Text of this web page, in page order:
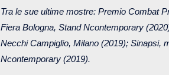
Tra le sue ultime mostre: Premio Combat
Fiera Bologna, Stand Ncontemporary
Necchi Campiglio, Milano (2019); Sinapsi,
Ncontemporary (2019).